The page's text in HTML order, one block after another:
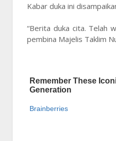
Kabar duka ini
“Berita duka cita. Telah
pembina Majelis Taklim